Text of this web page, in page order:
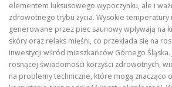
elementem luksusowego wypoczynku, ale i
zdrowotnego trybu życia. Wysokie temperatury
generowane przez piec saunowy wpływają na
skóry oraz relaks mięśni, co przekłada się na
inwestycji wśród mieszkańców Górnego
rosnącej świadomości korzyści zdrowotnych,
na problemy techniczne, które mogą znacząco